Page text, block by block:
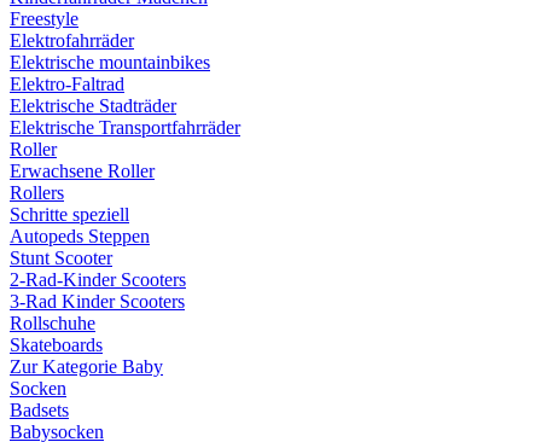
Freestyle
Elektrofahrräder
Elektrische mountainbikes
Elektro-Faltrad
Elektrische Stadträder
Elektrische Transportfahrräder
Roller
Erwachsene Roller
Rollers
Schritte speziell
Autopeds Steppen
Stunt Scooter
2-Rad-Kinder Scooters
3-Rad Kinder Scooters
Rollschuhe
Skateboards
Zur Kategorie Baby
Socken
Badsets
Babysocken